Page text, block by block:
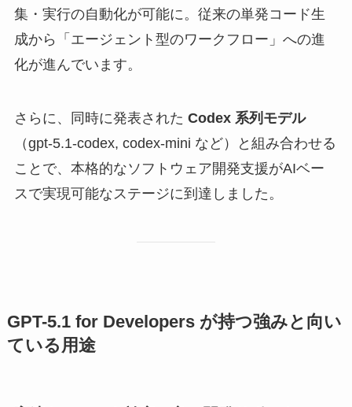
集・実行の自動化が可能に。従来の単発コード生
成から「エージェント型のワークフロー」への進
化が進んでいます。
さらに、同時に発表された Codex 系列モデル
（gpt-5.1-codex, codex-mini など）と組み合わせる
ことで、本格的なソフトウェア開発支援がAIベー
スで実現可能なステージに到達しました。
GPT-5.1 for Developers が持つ強みと向い
ている用途